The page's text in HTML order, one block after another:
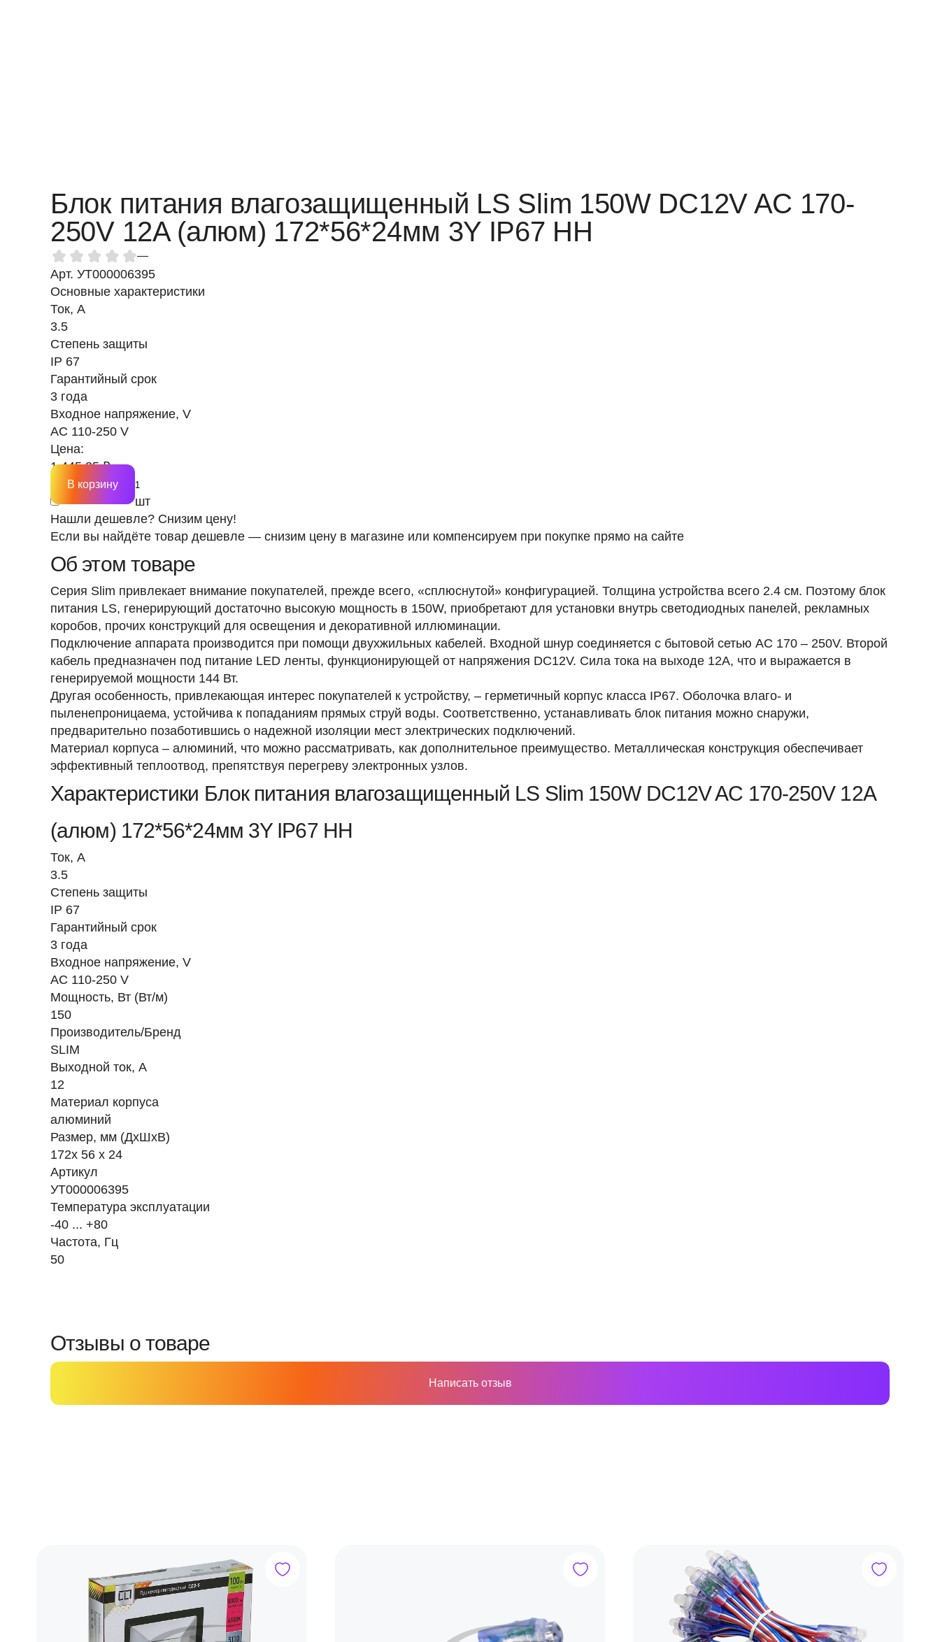
Блок питания влагозащищенный LS Slim 150W DC12V AC 170-
250V 12A (алюм) 172*56*24мм 3Y IP67 HH
—
Арт. УТ000006395
Основные характеристики
Ток, A
3.5
Степень защиты
IP 67
Гарантийный срок
3 года
Входное напряжение, V
AC 110-250 V
Цена:
1 445.25 ₽
шт
В корзину
Нашли дешевле? Снизим цену!
Если вы найдёте товар дешевле — снизим цену в магазине или компенсируем при покупке прямо на сайте
Об этом товаре
Серия Slim привлекает внимание покупателей, прежде всего, «сплюснутой» конфигурацией. Толщина устройства всего 2.4 см. Поэтому блок
питания LS, генерирующий достаточно высокую мощность в 150W, приобретают для установки внутрь светодиодных панелей, рекламных
коробов, прочих конструкций для освещения и декоративной иллюминации.
Подключение аппарата производится при помощи двухжильных кабелей. Входной шнур соединяется с бытовой сетью AC 170 – 250V. Второй
кабель предназначен под питание LED ленты, функционирующей от напряжения DC12V. Сила тока на выходе 12A, что и выражается в
генерируемой мощности 144 Вт.
Другая особенность, привлекающая интерес покупателей к устройству, – герметичный корпус класса IP67. Оболочка влаго- и
пыленепроницаема, устойчива к попаданиям прямых струй воды. Соответственно, устанавливать блок питания можно снаружи,
предварительно позаботившись о надежной изоляции мест электрических подключений.
Материал корпуса – алюминий, что можно рассматривать, как дополнительное преимущество. Металлическая конструкция обеспечивает
эффективный теплоотвод, препятствуя перегреву электронных узлов.
Характеристики Блок питания влагозащищенный LS Slim 150W DC12V AC 170-250V 12A
(алюм) 172*56*24мм 3Y IP67 HH
Ток, A
3.5
Степень защиты
IP 67
Гарантийный срок
3 года
Входное напряжение, V
AC 110-250 V
Мощность, Вт (Вт/м)
150
Производитель/Бренд
SLIM
Выходной ток, А
12
Материал корпуса
алюминий
Размер, мм (ДхШхВ)
172x 56 x 24
Артикул
УТ000006395
Температура эксплуатации
-40 ... +80
Частота, Гц
50
Отзывы о товаре
Написать отзыв